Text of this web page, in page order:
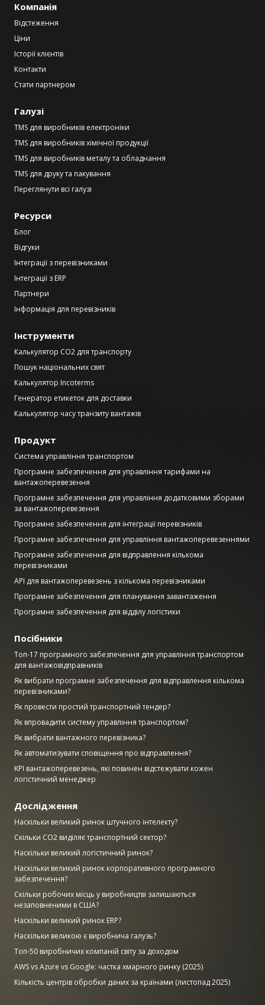
Компанія
Відстеження
Ціни
Історії клієнтів
Контакти
Стати партнером
Галузі
TMS для виробників електроніки
TMS для виробників хімічної продукції
TMS для виробників металу та обладнання
TMS для друку та пакування
Переглянути всі галузі
Ресурси
Блог
Відгуки
Інтеграції з перевізниками
Інтеграції з ERP
Партнери
Інформація для перевізників
Інструменти
Калькулятор CO2 для транспорту
Пошук національних свят
Калькулятор Incoterms
Генератор етикеток для доставки
Калькулятор часу транзиту вантажів
Продукт
Система управління транспортом
Програмне забезпечення для управління тарифами на
вантажоперевезення
Програмне забезпечення для управління додатковими зборами
за вантажоперевезення
Програмне забезпечення для інтеграції перевізників
Програмне забезпечення для управління вантажоперевезеннями
Програмне забезпечення для відправлення кількома
перевізниками
API для вантажоперевезень з кількома перевізниками
Програмне забезпечення для планування завантаження
Програмне забезпечення для відділу логістики
Посібники
Топ-17 програмного забезпечення для управління транспортом
для вантажовідправників
Як вибрати програмне забезпечення для відправлення кількома
перевізниками?
Як провести простий транспортний тендер?
Як впровадити систему управління транспортом?
Як вибрати вантажного перевізника?
Як автоматизувати сповіщення про відправлення?
KPI вантажоперевезень, які повинен відстежувати кожен
логістичний менеджер
Дослідження
Наскільки великий ринок штучного інтелекту?
Скільки CO2 виділяє транспортний сектор?
Наскільки великий логістичний ринок?
Наскільки великий ринок корпоративного програмного
забезпечення?
Скільки робочих місць у виробництві залишаються
незаповненими в США?
Наскільки великий ринок ERP?
Наскільки великою є виробнича галузь?
Топ-50 виробничих компаній світу за доходом
AWS vs Azure vs Google: частка хмарного ринку (2025)
Кількість центрів обробки даних за країнами (листопад 2025)